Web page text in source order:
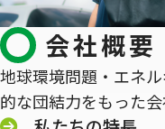
会社概要
地球環境問題・エネ
的な団結力をもった会